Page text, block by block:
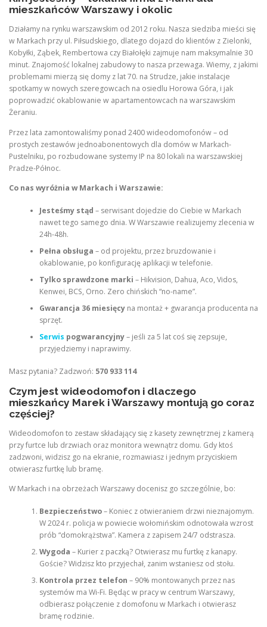
mieszkańców Warszawy i okolic
Działamy na rynku warszawskim od 2012 roku. Nasza siedziba mieści się
w Markach przy ul. Piłsudskiego, dlatego dojazd do klientów z Zielonki,
Kobyłki, Ząbek, Rembertowa czy Białołęki zajmuje nam maksymalnie 30
minut. Znajomość lokalnej zabudowy to nasza przewaga. Wiemy, z jakimi
problemami mierzą się domy z lat 70. na Strudze, jakie instalacje
spotkamy w nowych szeregowcach na osiedlu Horowa Góra, i jak
poprowadzić okablowanie w apartamentowcach na warszawskim
Żeraniu.
Przez lata zamontowaliśmy ponad 2400 wideodomofonów – od
prostych zestawów jednoabonentowych dla domów w Markach-
Pustelniku, po rozbudowane systemy IP na 80 lokali na warszawskiej
Pradze-Północ.
Co nas wyróżnia w Markach i Warszawie:
Jesteśmy stąd – serwisant dojedzie do Ciebie w Markach
nawet tego samego dnia. W Warszawie realizujemy zlecenia w
24h-48h.
Pełna obsługa – od projektu, przez bruzdowanie i
okablowanie, po konfigurację aplikacji w telefonie.
Tylko sprawdzone marki – Hikvision, Dahua, Aco, Vidos,
Kenwei, BCS, Orno. Zero chińskich “no-name”.
Gwarancja 36 miesięcyna montaż + gwarancja producenta na
sprzęt.
Serwis pogwarancyjny– jeśli za 5 lat coś się zepsuje,
przyjedziemy i naprawimy.
Masz pytania? Zadzwoń: 570 933 114
Czym jest wideodomofon i dlaczego
mieszkańcy Marek i Warszawy montują go coraz
częściej?
Wideodomofon to zestaw składający się z kasety zewnętrznej z kamerą
przy furtce lub drzwiach oraz monitora wewnątrz domu. Gdy ktoś
zadzwoni, widzisz go na ekranie, rozmawiasz i jednym przyciskiem
otwierasz furtkę lub bramę.
W Markach i na obrzeżach Warszawy docenisz go szczególnie, bo:
Bezpieczeństwo– Koniec z otwieraniem drzwi nieznajomym.
W 2024 r. policja w powiecie wołomińskim odnotowała wzrost
prób “domokrążstwa”. Kamera z zapisem 24/7 odstrasza.
Wygoda – Kurier z paczką? Otwierasz mu furtkę z kanapy.
Goście? Widzisz kto przyjechał, zanim wstaniesz od stołu.
Kontrola przez telefon – 90% montowanych przez nas
systemów ma Wi-Fi. Będąc w pracy w centrum Warszawy,
odbierasz połączenie z domofonu w Markach i otwierasz
bramę rodzinie.